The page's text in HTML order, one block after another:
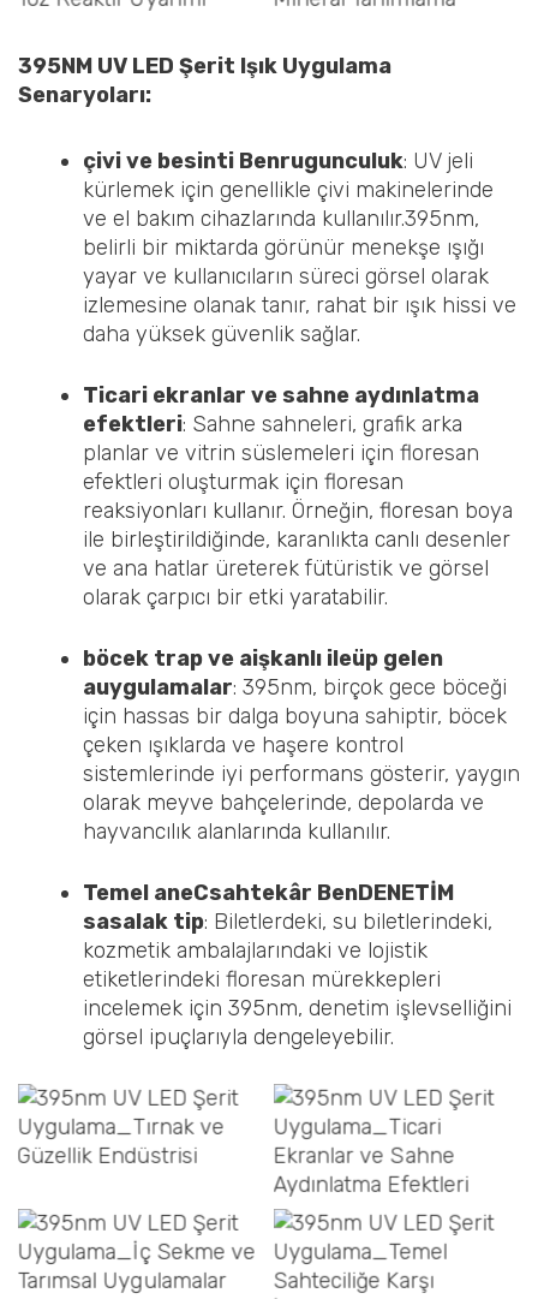
395NM UV LED Şerit Işık Uygulama
Senaryoları:
çivi ve besinti Benrugunculuk: UV jeli
kürlemek için genellikle çivi makinelerinde
ve el bakım cihazlarında kullanılır.395nm,
belirli bir miktarda görünür menekşe ışığı
yayar ve kullanıcıların süreci görsel olarak
izlemesine olanak tanır, rahat bir ışık hissi ve
daha yüksek güvenlik sağlar.
Ticari ekranlar ve sahne aydınlatma
efektleri: Sahne sahneleri, grafik arka
planlar ve vitrin süslemeleri için floresan
efektleri oluşturmak için floresan
reaksiyonları kullanır. Örneğin, floresan boya
ile birleştirildiğinde, karanlıkta canlı desenler
ve ana hatlar üreterek fütüristik ve görsel
olarak çarpıcı bir etki yaratabilir.
böcek trap ve aişkanlı ileüp gelen
auygulamalar: 395nm, birçok gece böceği
için hassas bir dalga boyuna sahiptir, böcek
çeken ışıklarda ve haşere kontrol
sistemlerinde iyi performans gösterir, yaygın
olarak meyve bahçelerinde, depolarda ve
hayvancılık alanlarında kullanılır.
Temel aneCsahtekâr BenDENETİM
sasalak tip: Biletlerdeki, su biletlerindeki,
kozmetik ambalajlarındaki ve lojistik
etiketlerindeki floresan mürekkepleri
incelemek için 395nm, denetim işlevselliğini
görsel ipuçlarıyla dengeleyebilir.
Tırnak ve güzellik
endüstrisi
Ticari ekranlar ve
sahne aydınlatma
efektleri
Böcek tuzağı ve
tarımsal uygulamalar
Temel Sahteciliğe Karşı
Denetim Senaryoları